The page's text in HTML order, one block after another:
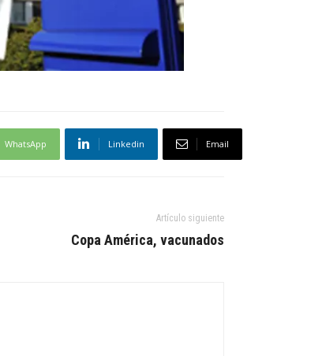
WhatsApp Linkedin Email
Artículo siguiente
Copa América, vacunados